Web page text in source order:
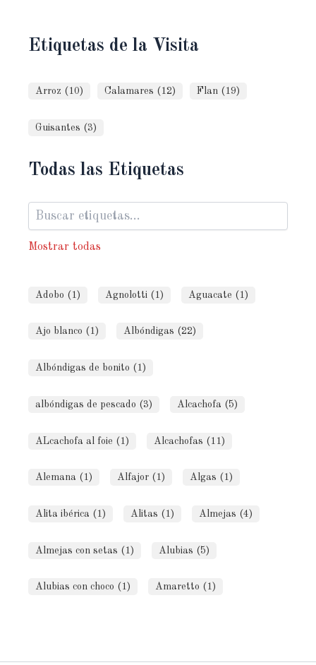
Etiquetas de la Visita
Arroz (10) Calamares (12) Flan (19)
Guisantes (3)
Todas las Etiquetas
Mostrar todas
Adobo (1) Agnolotti (1) Aguacate (1)
Ajo blanco (1) Albóndigas (22)
Albóndigas de bonito (1)
albóndigas de pescado (3) Alcachofa (5)
ALcachofa al foie (1) Alcachofas (11)
Alemana (1) Alfajor (1) Algas (1)
Alita ibérica (1) Alitas (1) Almejas (4)
Almejas con setas (1) Alubias (5)
Alubias con choco (1) Amaretto (1)